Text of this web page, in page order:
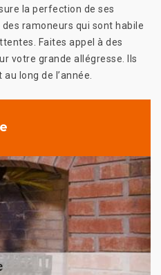
la perfection de ses
ramoneurs qui sont habile
Faites appel à des
votre grande allégresse. Ils
long de l’année.